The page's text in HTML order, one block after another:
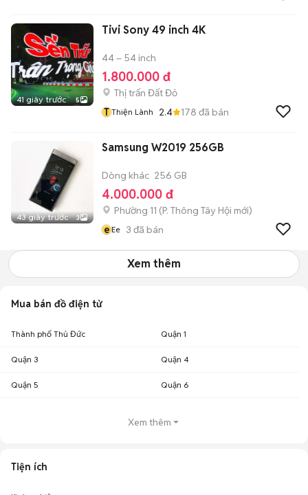
41 giây trước 5
Tivi Sony 49 inch 4K
44 – 54 inch
1.800.000 đ
Thị trấn Đất Đỏ
T Thiện Lành 2.4 178 đã bán
43 giây trước 3
Samsung W2019 256GB
Dòng khác 256 GB
4.000.000 đ
Phường 11 (P. Thông Tây Hội mới)
eEe 3 đã bán
Xem thêm
Mua bán đồ điện tử
Thành phố Thủ Đức Quận 1
Quận 3 Quận 4
Quận 5 Quận 6
Xem thêm
Tiện ích